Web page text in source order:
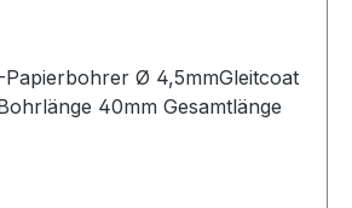
Papierbohrer Ø 4,5mmGleitcoat
40mm Gesamtlänge